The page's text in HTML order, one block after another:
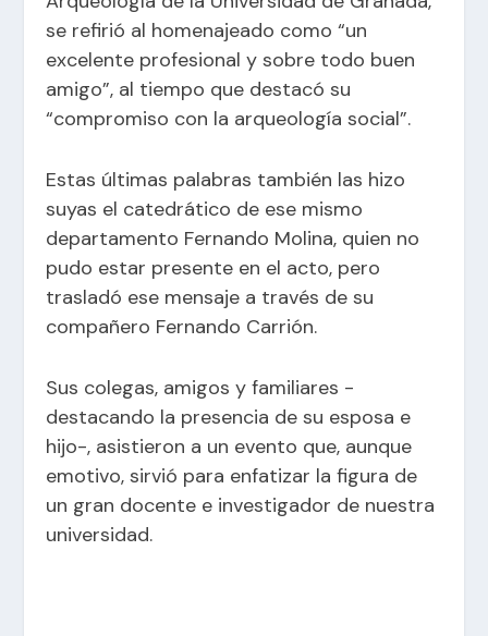
se refirió al homenajeado como “un
excelente profesional y sobre todo buen
amigo”, al tiempo que destacó su
“compromiso con la arqueología social”.
Estas últimas palabras también las hizo
suyas el catedrático de ese mismo
departamento Fernando Molina, quien no
pudo estar presente en el acto, pero
trasladó ese mensaje a través de su
compañero Fernando Carrión.
Sus colegas, amigos y familiares -
destacando la presencia de su esposa e
hijo-, asistieron a un evento que, aunque
emotivo, sirvió para enfatizar la figura de
un gran docente e investigador de nuestra
universidad.